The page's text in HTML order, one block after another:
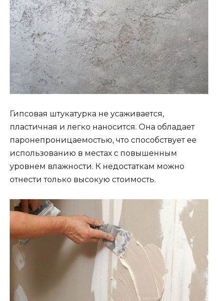
Гипсовая штукатурка не усаживается,
пластичная и легко наносится. Она обладает
паронепроницаемостью, что способствует ее
использованию в местах с повышенным
уровнем влажности. К недостаткам можно
отнести только высокую стоимость.